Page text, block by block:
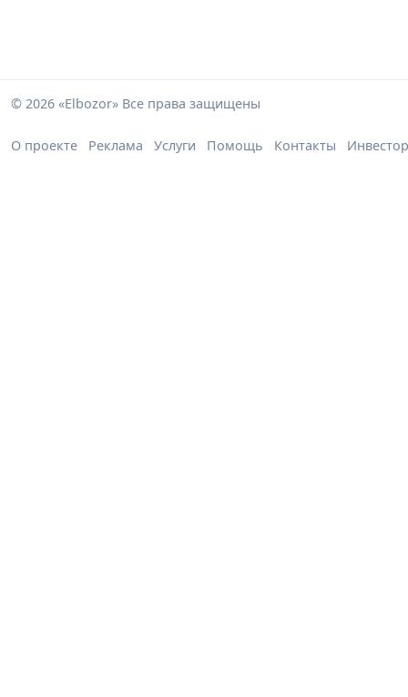
© 2026 «Elbozor» Все права защищены
О проекте Реклама Услуги Помощь Контакты